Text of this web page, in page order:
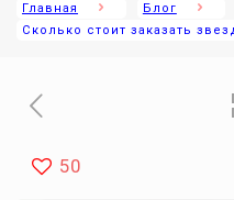
Главная Блог
Сколько стоит заказать
50